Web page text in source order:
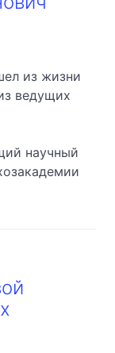
из жизни
ведущих
научный